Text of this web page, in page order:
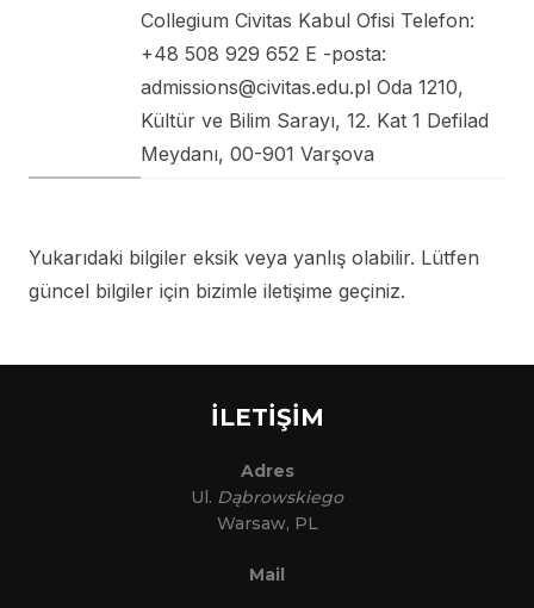
Collegium Civitas Kabul Ofisi Telefon:
+48 508 929 652 E -posta:
admissions@civitas.edu.pl Oda 1210,
Kültür ve Bilim Sarayı, 12. Kat 1 Defilad
Meydanı, 00-901 Varşova
Yukarıdaki bilgiler eksik veya yanlış olabilir. Lütfen
güncel bilgiler için bizimle iletişime geçiniz.
İLETİŞİM
Adres
Ul. Dąbrowskiego
Warsaw, PL
Mail